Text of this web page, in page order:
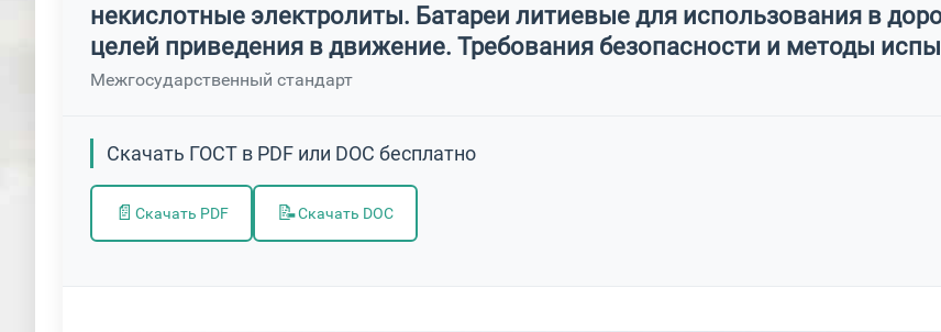
некислотные электролиты. Батареи литиевые для использования в
целей приведения в движение. Требования безопасности и методы
Межгосударственный стандарт
Скачать ГОСТ в PDF или DOC бесплатно
📄 Скачать PDF 📝Скачать DOC